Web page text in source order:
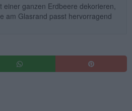
einer ganzen Erdbeere dekorieren,
am Glasrand passt hervorragend